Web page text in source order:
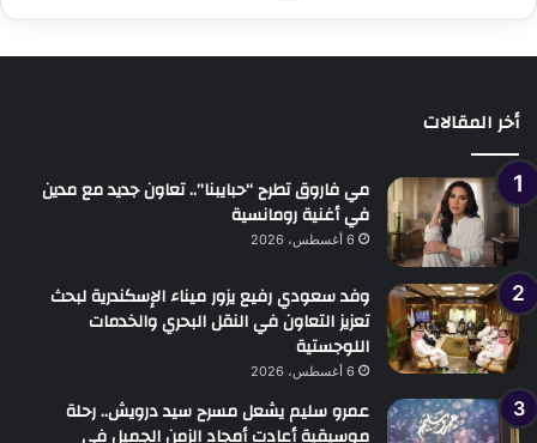
أخر المقالات
مي فاروق تطرح “حبايبنا”.. تعاون جديد مع مدين
في أغنية رومانسية
6 أغسطس، 2026
وفد سعودي رفيع يزور ميناء الإسكندرية لبحث
تعزيز التعاون في النقل البحري والخدمات
اللوجستية
6 أغسطس، 2026
عمرو سليم يشعل مسرح سيد درويش.. رحلة
موسيقية أعادت أمجاد الزمن الجميل في